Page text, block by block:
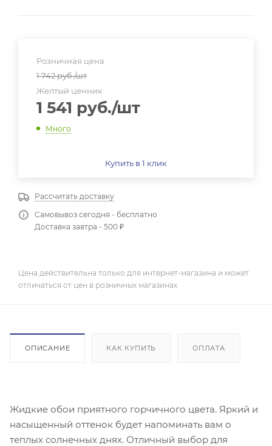
Розничная цена
1 742руб./шт
Желтый ценник
1 541 руб./шт
Много
Купить в 1 клик
Рассчитать доставку
Самовывоз сегодня - бесплатно
Доставка завтра - 500 ₽
Цена действительна только для интернет-магазина и может
отличаться от цен в розничных магазинах
ОПИСАНИЕ КАК КУПИТЬ ОПЛАТА
Жидкие обои приятного горчичного цвета. Яркий и
насыщенный оттенок будет напоминать вам о
теплых солнечных днях. Отличный выбор для